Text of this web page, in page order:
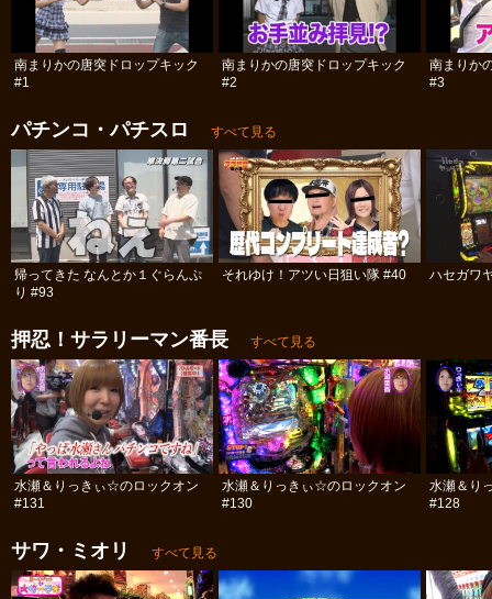
南まりかの唐突ドロップキック
#1
南まりかの唐突ドロップキック
#2
南まりか
#3
パチンコ・パチスロ すべて見る
帰ってきた なんとか１ぐらんぷ
り #93
それゆけ！アツい日狙い隊 #40 ハセガワ
押忍！サラリーマン番長 すべて見る
水瀬＆りっきぃ☆のロックオン
#131
水瀬＆りっきぃ☆のロックオン
#130
水瀬＆り
#128
サワ・ミオリ すべて見る